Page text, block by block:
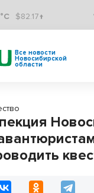
$82.17↑
Все новости
Новосибирской
области